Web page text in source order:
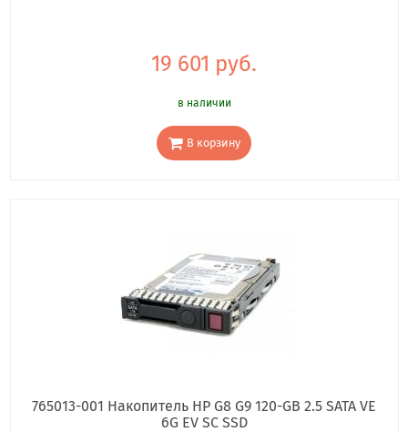
19 601 руб.
в наличии
В корзину
765013-001 Накопитель HP G8 G9 120-GB 2.5 SATA VE
6G EV SC SSD